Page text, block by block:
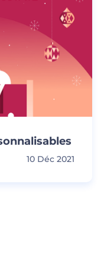
10 Déc 2021